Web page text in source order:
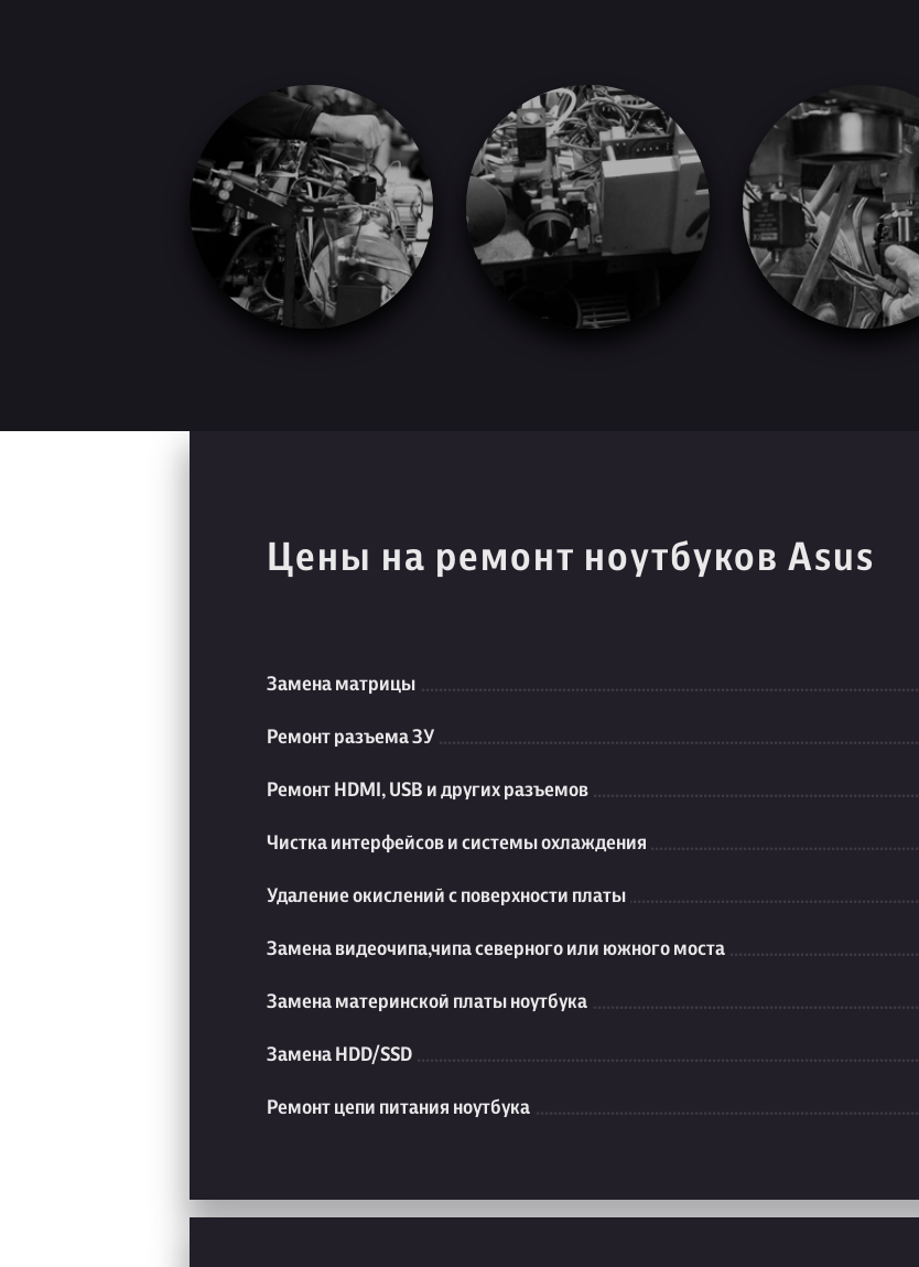
Цены на ремонт ноутбуков Asus
Замена матрицы
Ремонт разъема ЗУ
Ремонт HDMI, USB и других разъемов
Чистка интерфейсов и системы охлаждения
Удаление окислений с поверхности платы
Замена видеочипа,чипа северного или южного моста
Замена материнской платы ноутбука
Замена HDD/SSD
Ремонт цепи питания ноутбука